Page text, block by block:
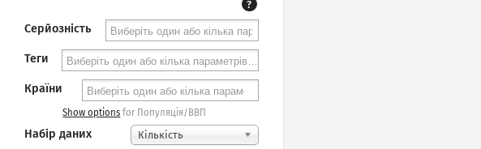
?
Серйозність
Теги
Країни
Show options for Популяція/ВВП
Набір даних Кількість